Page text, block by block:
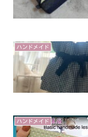
ハンドメイド
ハンドメイド